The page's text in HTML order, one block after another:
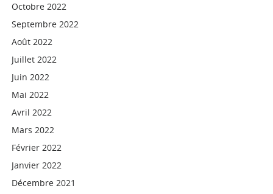
Octobre 2022
Septembre 2022
Août 2022
Juillet 2022
Juin 2022
Mai 2022
Avril 2022
Mars 2022
Février 2022
Janvier 2022
Décembre 2021